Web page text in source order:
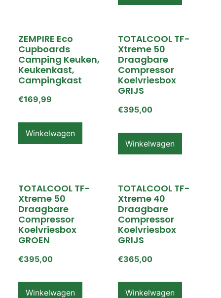
ZEMPIRE Eco
Cupboards
Camping Keuken,
Keukenkast,
Campingkast
€169,99
Winkelwagen
TOTALCOOL TF-
Xtreme 50
Draagbare
Compressor
Koelvriesbox
GRIJS
€395,00
Winkelwagen
TOTALCOOL TF-
Xtreme 50
Draagbare
Compressor
Koelvriesbox
GROEN
€395,00
Winkelwagen
TOTALCOOL TF-
Xtreme 40
Draagbare
Compressor
Koelvriesbox
GRIJS
€365,00
Winkelwagen